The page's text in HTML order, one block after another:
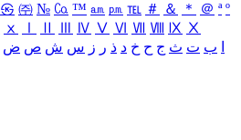
㉿ ㈜ № ㏇ ™ ㏂ ㏘ ℡ ＃ ＆ ＊ ＠ ª º
ⅹ Ⅳ Ⅴ Ⅵ Ⅶ Ⅷ Ⅸ Ⅹ
ب ت ث ج ح خ د ذ ر ز س ش ص ض